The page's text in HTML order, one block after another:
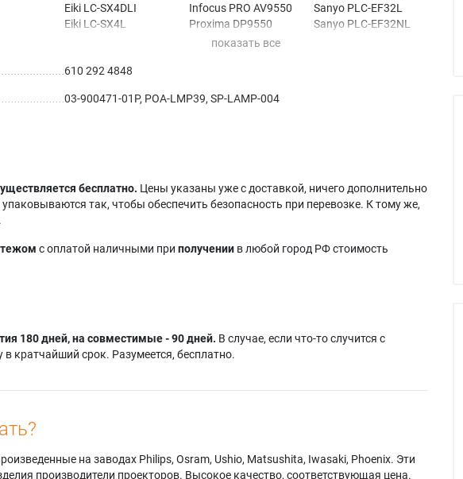
Eiki LC-SX4DLI
Eiki LC-SX4L
Eiki LC-X4
Eiki LC-X4A
Infocus PRO AV9550
Proxima DP9550
Proxima ProAV9340
Sanyo PLC-EF30
Sanyo PLC-EF32L
Sanyo PLC-EF32NL
610 292 4848
03-900471-01P, POA-LMP39, SP-LAMP-004
бесплатно. Цены указаны уже с доставкой, ничего дополнительно
так, чтобы обеспечить безопасность при перевозке. К тому же,
с оплатой наличными при получении в любой город РФ стоимость
180 дней, на совместимые - 90 дней. В случае, если что-то случится с
кратчайший срок. Разумеется, бесплатно.
на заводах Philips, Osram, Ushio, Matsushita, Iwasaki, Phoenix. Эти
производители проекторов. Высокое качество, соответствующая цена.